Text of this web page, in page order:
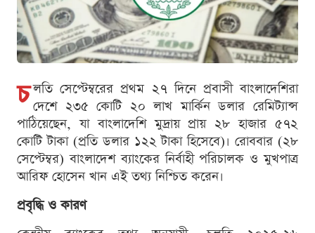
চ লতি সেপ্টেম্বরের প্রথম ২৭ দিনে প্রবাসী বাংলাদেশিরা
দেশে ২৩৫ কোটি ২০ লাখ মার্কিন ডলার রেমিট্যান্স
পাঠিয়েছেন, যা বাংলাদেশি মুদ্রায় প্রায় ২৮ হাজার ৫৭২
কোটি টাকা (প্রতি ডলার ১২২ টাকা হিসেবে)। রোববার (২৮
সেপ্টেম্বর) বাংলাদেশ ব্যাংকের নির্বাহী পরিচালক ও মুখপাত্র
আরিফ হোসেন খান এই তথ্য নিশ্চিত করেন।
প্রবৃদ্ধি ও কারণ